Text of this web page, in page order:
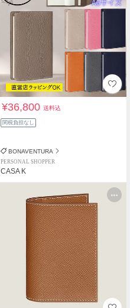
¥36,800送料込
関税負担なし
BONAVENTURA
PERSONAL SHOPPER
CASA K